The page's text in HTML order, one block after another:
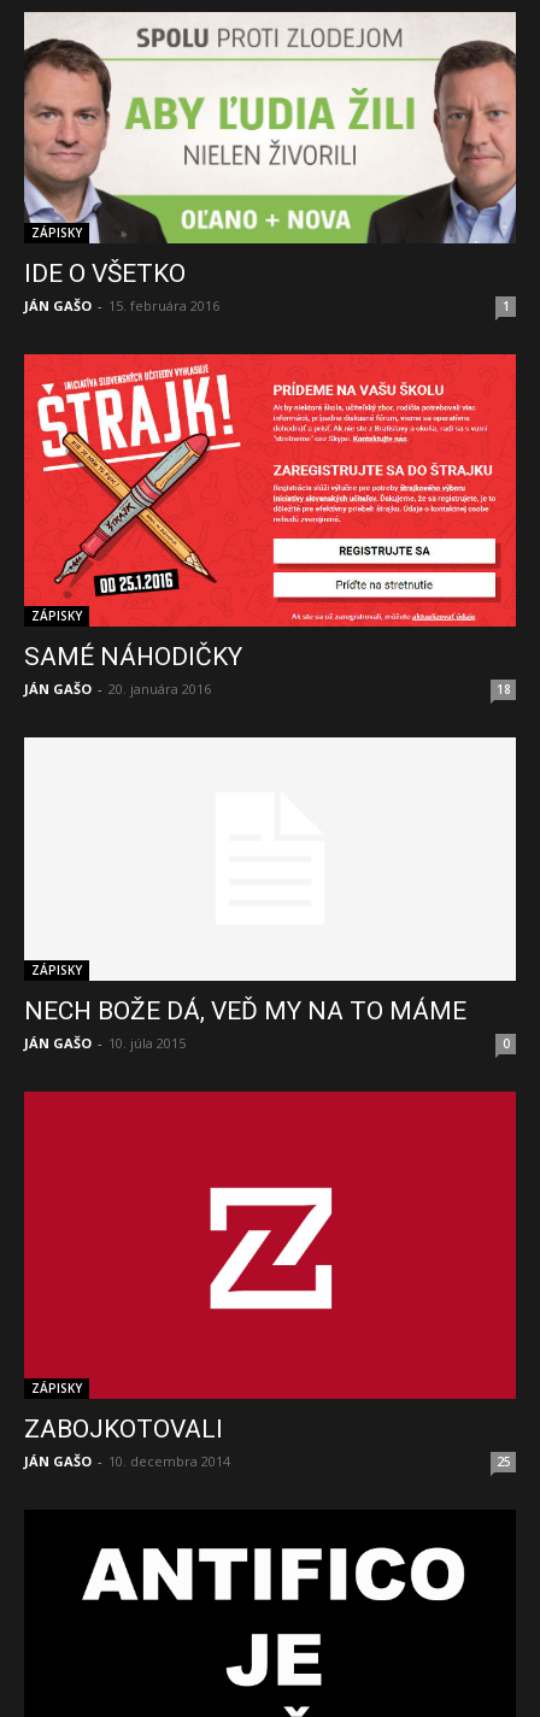
ZÁPISKY
IDE O VŠETKO
JÁN GAŠO - 15. februára 2016 1
ZÁPISKY
SAMÉ NÁHODIČKY
JÁN GAŠO - 20. januára 2016 18
ZÁPISKY
NECH BOŽE DÁ, VEĎ MY NA TO MÁME
JÁN GAŠO - 10. júla 2015 0
ZÁPISKY
ZABOJKOTOVALI
JÁN GAŠO - 10. decembra 2014 25